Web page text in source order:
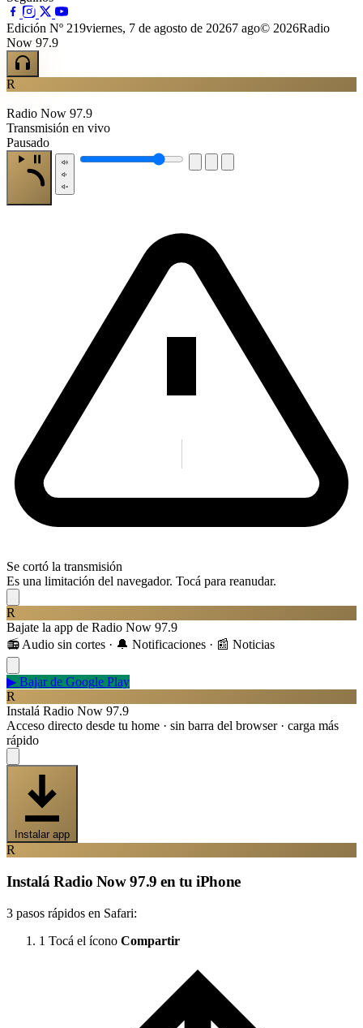
Edición Nº 219viernes, 7 de agosto de 20267 ago© 2026Radio
Now 97.9
R
Radio Now 97.9
Transmisión en vivo
Pausado
Se cortó la transmisión
Es una limitación del navegador. Tocá para reanudar.
R
Bajate la app de Radio Now 97.9
📻 Audio sin cortes · 🔔 Notificaciones · 📰 Noticias
▶ Bajar de Google Play
R
Instalá Radio Now 97.9
Acceso directo desde tu home · sin barra del browser · carga más
rápido
Instalar app
R
Instalá Radio Now 97.9 en tu iPhone
3 pasos rápidos en Safari:
1 Tocá el ícono Compartir